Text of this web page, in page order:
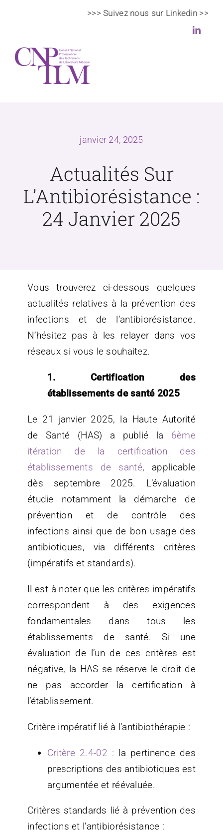
>>> Suivez nous sur Linkedin >>>
Veille scientifique et règlementaire
DPC
janvier 24, 2025
Actualités Sur
L’Antibiorésistance :
24 Janvier 2025
Vous trouverez ci-dessous quelques
actualités relatives à la prévention des
infections et de l’antibiorésistance.
N’hésitez pas à les relayer dans vos
réseaux si vous le souhaitez.
1. Certification des
établissements de santé 2025
Le 21 janvier 2025, la Haute Autorité
de Santé (HAS) a publié la 6ème
itération de la certification des
établissements de santé, applicable
dès septembre 2025. L’évaluation
étudie notamment la démarche de
prévention et de contrôle des
infections ainsi que de bon usage des
antibiotiques, via différents critères
(impératifs et standards).
Il est à noter que les critères impératifs
correspondent à des exigences
fondamentales dans tous les
établissements de santé. Si une
évaluation de l’un de ces critères est
négative, la HAS se réserve le droit de
ne pas accorder la certification à
l’établissement.
Critère impératif lié à l’antibiothérapie :
Critère 2.4-02 : la pertinence des
prescriptions des antibiotiques est
argumentée et réévaluée.
Critères standards lié à prévention des
infections et l’antibiorésistance :